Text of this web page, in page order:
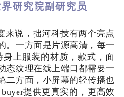
研究院副研究员
来说，拙河科技有两个亮点
。一方面是片源高清，每一
身上服装的材质，款式，面
态纹理在线上端口都需要一
二方面，小屏幕的轻传播也
提供更真实的，更高效